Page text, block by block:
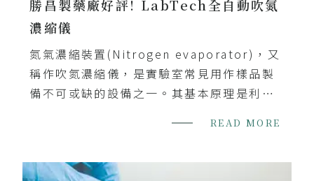
勝昌製藥廠好評! LabTech全自動吹氮
濃縮儀
氮氣濃縮裝置(Nitrogen evaporator)，又
稱作吹氮濃縮儀，是實驗室常見用作樣品製
備不可或缺的設備之一。其基本原理是利用
旋轉蒸發儀相比起來，吹氮濃縮儀具有可以
如此，有經驗的操作者皆知道當樣品正在進
READ MORE